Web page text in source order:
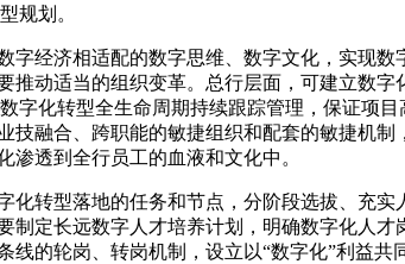
规划。
经济相适配的数字思维、数字文化，实现
动适当的组织变革。总行层面，可建立数
字化转型全生命周期持续跟踪管理，保证项
融合、跨职能的敏捷组织和配套的敏捷机
透到全行员工的血液和文化中。
转型落地的任务和节点，分阶段选拔、充实
定长远数字人才培养计划，明确数字化人
的轮岗、转岗机制，设立以“数字化”利益共